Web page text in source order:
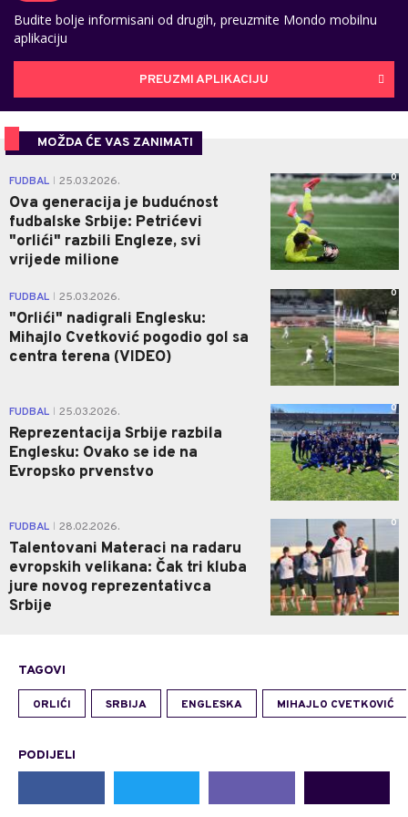
Budite bolje informisani od drugih, preuzmite Mondo mobilnu
aplikaciju
PREUZMI APLIKACIJU
MOŽDA ĆE VAS ZANIMATI
FUDBAL 25.03.2026.
Ova generacija je budućnost
fudbalske Srbije: Petrićevi
"orlići" razbili Engleze, svi
vrijede milione
0
FUDBAL 25.03.2026.
"Orlići" nadigrali Englesku:
Mihajlo Cvetković pogodio gol sa
centra terena (VIDEO)
0
FUDBAL 25.03.2026.
Reprezentacija Srbije razbila
Englesku: Ovako se ide na
Evropsko prvenstvo
0
FUDBAL 28.02.2026.
Talentovani Materaci na radaru
evropskih velikana: Čak tri kluba
jure novog reprezentativca
Srbije
0
TAGOVI
ORLIĆI SRBIJA ENGLESKA MIHAJLO CVETKOVIĆ
PODIJELI